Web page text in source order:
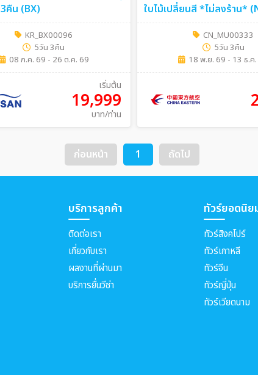
คืน (BX)
KR_BX00096
5วัน 3คืน
08 ก.ค. 69 - 26 ต.ค. 69
เริ่มต้น
19,999
บาท/ท่าน
ใบไม้เปลี่ยนสี *ไม่ลงร้าน*
26) 5วัน 3คืน (MU)
CN_MU00333
5วัน 3คืน
18 พ.ย. 69 - 13 ธ.ค
ก่อนหน้า 1 ถัดไป
บริการลูกค้า
ติดต่อเรา
เกี่ยวกับเรา
ผลงานที่ผ่านมา
บริการยื่นวีซ่า
ทัวร์ยอดนิย
ทัวร์สิงคโปร์
ทัวร์เกาหลี
ทัวร์จีน
ทัวร์ญี่ปุ่น
ทัวร์เวียดนาม